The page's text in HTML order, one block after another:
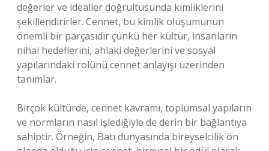
değerler ve idealler doğrultusunda kimliklerini
şekillendirirler. Cennet, bu kimlik oluşumunun
önemli bir parçasıdır çünkü her kültür, insanların
nihai hedeflerini, ahlaki değerlerini ve sosyal
yapılarındaki rolünü cennet anlayışı üzerinden
tanımlar.
Birçok kültürde, cennet kavramı, toplumsal yapıların
ve normların nasıl işlediğiyle de derin bir bağlantıya
sahiptir. Örneğin, Batı dünyasında bireyselcilik ön